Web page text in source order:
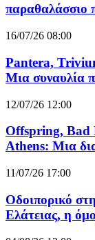
παραθαλάσσιο
16/07/26 08:00
Pantera,
Μια συναυλία
12/07/26 12:00
Offspring, Bad
Athens: Μια
11/07/26 17:00
Οδοιπορικό
Ελάτειας, η